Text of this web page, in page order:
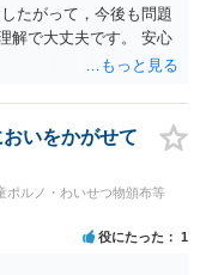
たがって，今後も問題
解で大丈夫です。 安心
いをかがせて
ポルノ・わいせつ物頒布等
役にたった 1